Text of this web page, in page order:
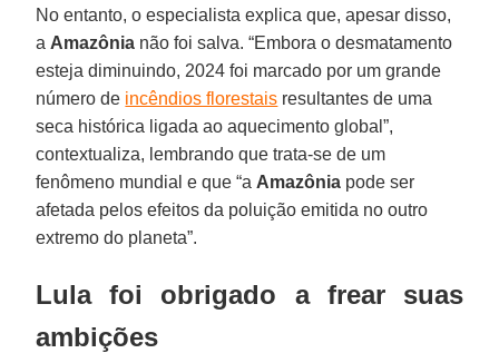
No entanto, o especialista explica que, apesar disso,
a Amazônia não foi salva. “Embora o desmatamento
esteja diminuindo, 2024 foi marcado por um grande
número de incêndios florestais resultantes de uma
seca histórica ligada ao aquecimento global”,
contextualiza, lembrando que trata-se de um
fenômeno mundial e que “a Amazônia pode ser
afetada pelos efeitos da poluição emitida no outro
extremo do planeta”.
Lula foi obrigado a frear suas
ambições